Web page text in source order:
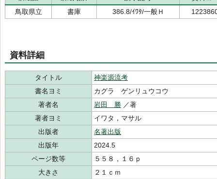
鳥取県立
書庫 386.8/ｲﾜﾀ/一般Ｈ
資料詳細
タイトル
神楽源流考
書名ヨミ
カグラ ゲンリュウコウ
著者名
岩田 勝 ／著
著者ヨミ
イワタ，マサル
出版者
名著出版
出版年
2024.5
ページ数等
５５８，１６ｐ
大きさ
２１ｃｍ